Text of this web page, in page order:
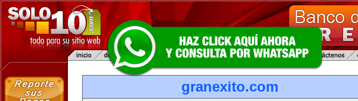
granexito.com